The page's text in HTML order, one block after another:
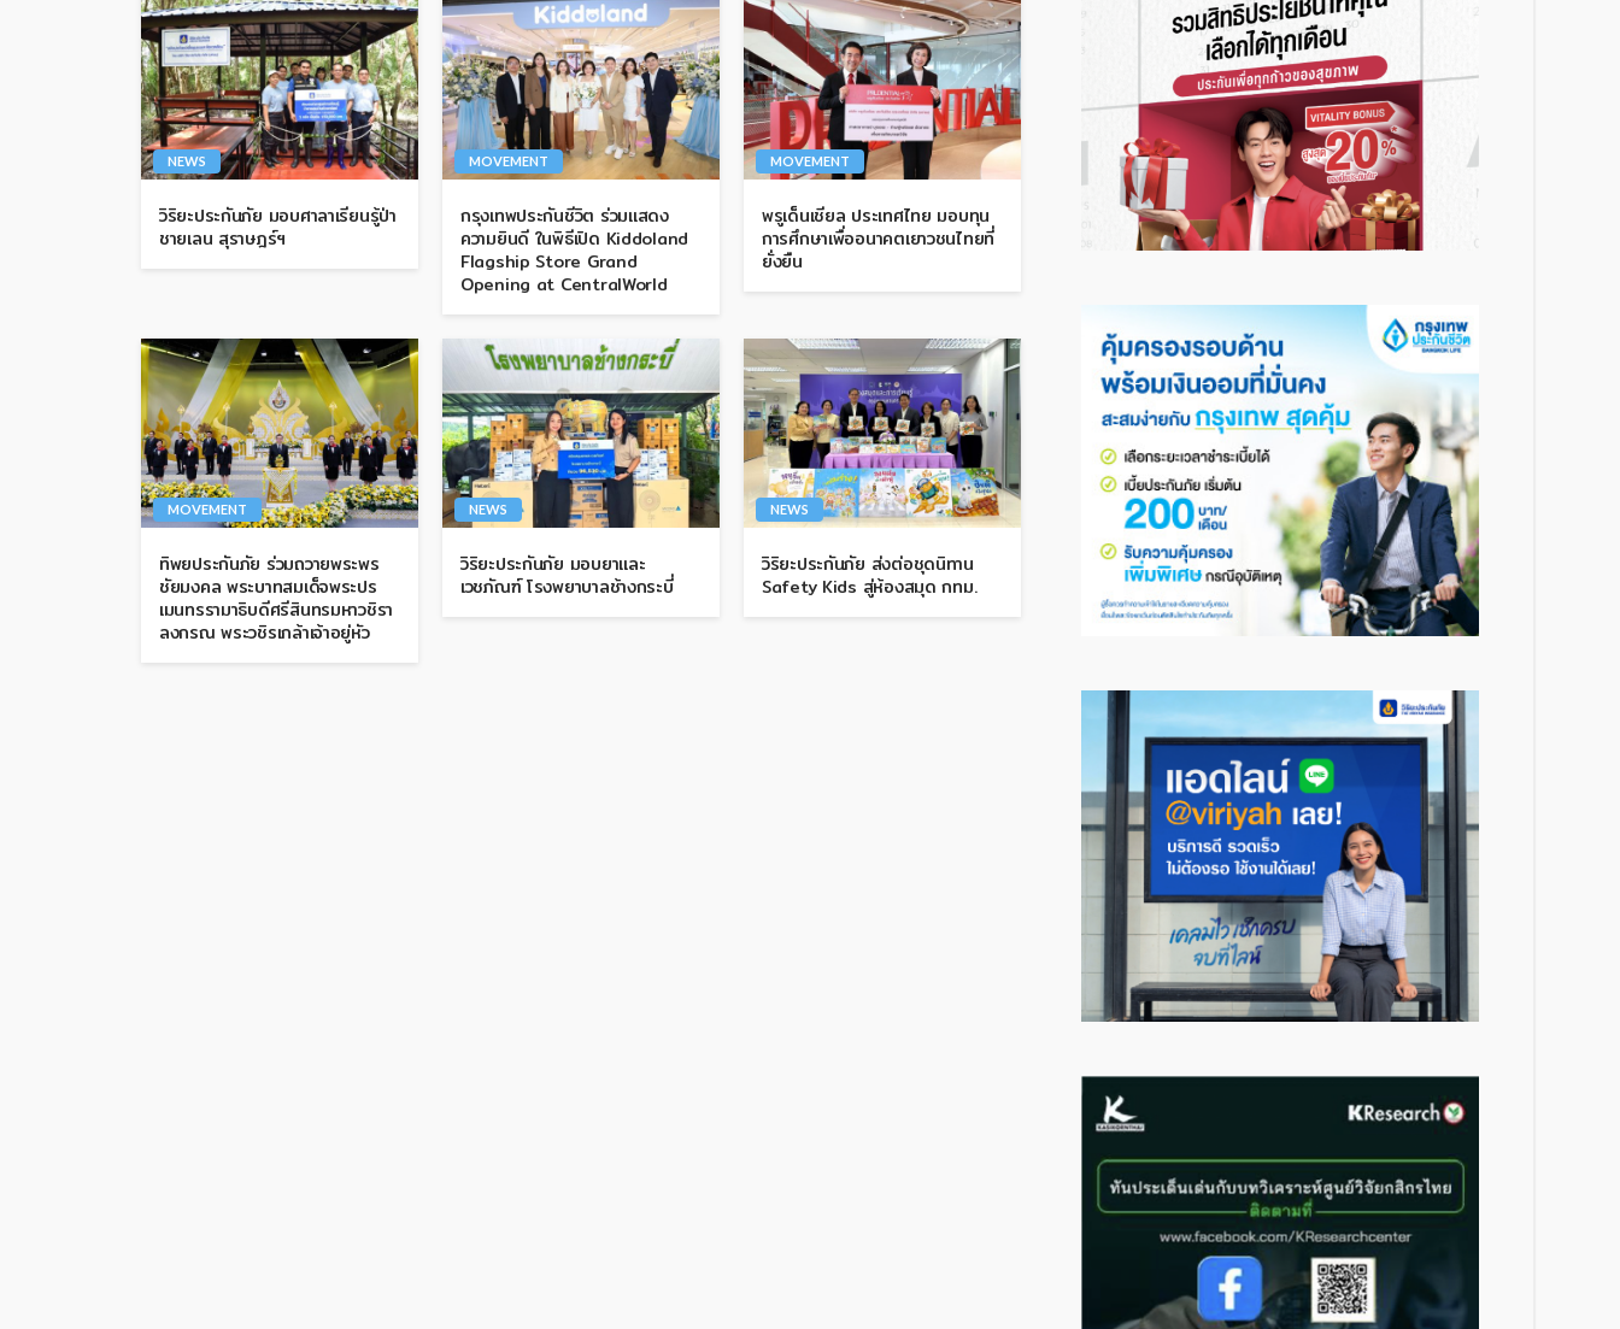
NEWS
วิริยะประกันภัย มอบศาลาเรียนรู้ป่า
ชายเลน สุราษฎร์ฯ
MOVEMENT
กรุงเทพประกันชีวิต ร่วมแสดง
ความยินดี ในพิธีเปิด Kiddoland
Flagship Store Grand
Opening at CentralWorld
MOVEMENT
พรูเด็นเชียล ประเทศไทย มอบทุน
การศึกษาเพื่ออนาคตเยาวชนไทยที่
ยั่งยืน
MOVEMENT
ทิพยประกันภัย ร่วมถวายพระพร
ชัยมงคล พระบาทสมเด็จพระปร
เมนทรรามาธิบดีศรีสินทรมหาวชิรา
ลงกรณ พระวชิรเกล้าเจ้าอยู่หัว
NEWS
วิริยะประกันภัย มอบยาและ
เวชภัณฑ์ โรงพยาบาลช้างกระบี่
NEWS
วิริยะประกันภัย ส่งต่อชุดนิทาน
Safety Kids สู่ห้องสมุด กทม.